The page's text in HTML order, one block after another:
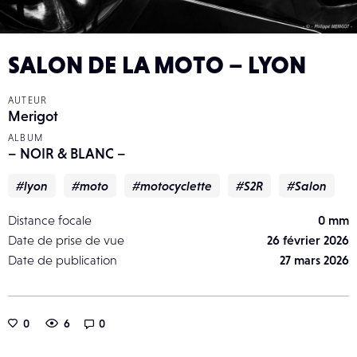
SALON DE LA MOTO – LYON
AUTEUR
Merigot
ALBUM
– NOIR & BLANC –
#lyon #moto #motocyclette #S2R #Salon
Distance focale
0 mm
Date de prise de vue
26 février 2026
Date de publication
27 mars 2026
0 6 0